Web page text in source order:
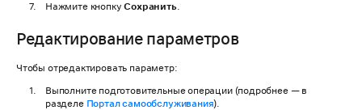
Нажмите кнопкуСохранить.
Редактирование параметров
Чтобы отредактировать параметр:
Выполните подготовительные операции (подробнее — в
разделе Портал самообслуживания).